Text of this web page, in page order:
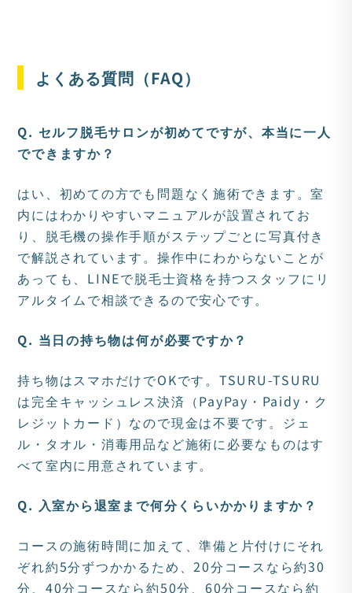
よくある質問（FAQ）
Q. セルフ脱毛サロンが初めてですが、本当に一人
でできますか？
はい、初めての方でも問題なく施術できます。室
内にはわかりやすいマニュアルが設置されてお
り、脱毛機の操作手順がステップごとに写真付き
で解説されています。操作中にわからないことが
あっても、LINEで脱毛士資格を持つスタッフにリ
アルタイムで相談できるので安心です。
Q. 当日の持ち物は何が必要ですか？
持ち物はスマホだけでOKです。TSURU-TSURU
は完全キャッシュレス決済（PayPay・Paidy・ク
レジットカード）なので現金は不要です。ジェ
ル・タオル・消毒用品など施術に必要なものはす
べて室内に用意されています。
Q. 入室から退室まで何分くらいかかりますか？
コースの施術時間に加えて、準備と片付けにそれ
ぞれ約5分ずつかかるため、20分コースなら約30
分、40分コースなら約50分、60分コースなら約